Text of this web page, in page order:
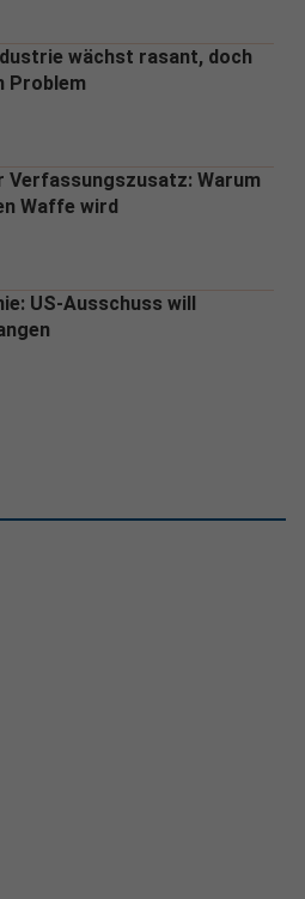
wächst rasant, doch
Problem
Verfassungszusatz: Warum
Waffe wird
US-Ausschuss will